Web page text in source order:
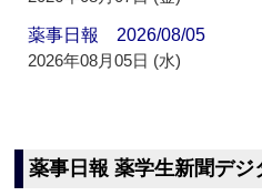
薬事日報 2026/08/05
2026年08月05日 (水)
薬事日報 薬学生新聞デジ